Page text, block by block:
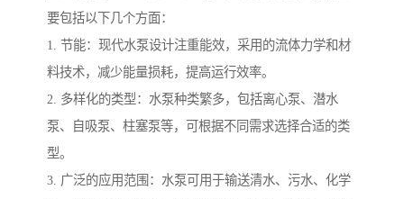
要包括以下几个方面：
1. 节能：现代水泵设计注重能效，采用的流体力学和材
料技术，减少能量损耗，提高运行效率。
2. 多样化的类型：水泵种类繁多，包括离心泵、潜水
泵、自吸泵、柱塞泵等，可根据不同需求选择合适的类
型。
3. 广泛的应用范围：水泵可用于输送清水、污水、化学